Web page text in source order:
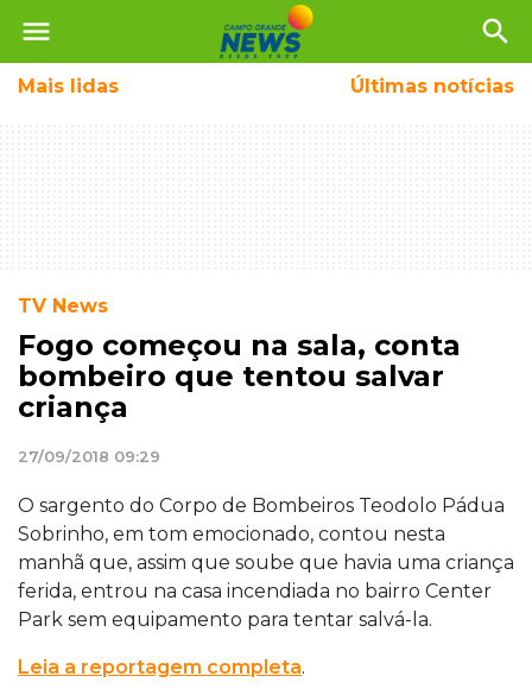
menu search
Mais lidas Últimas notícias
TV News
Fogo começou na sala, conta
bombeiro que tentou salvar
criança
27/09/2018 09:29
O sargento do Corpo de Bombeiros Teodolo Pádua
Sobrinho, em tom emocionado, contou nesta
manhã que, assim que soube que havia uma criança
ferida, entrou na casa incendiada no bairro Center
Park sem equipamento para tentar salvá-la.
Leia a reportagem completa.